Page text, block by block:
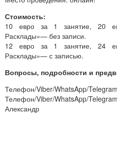
Стоимость:
10 евро за 1 занятие, 20
Расклады»— без записи.
12 евро за 1 занятие, 24
Расклады»— с записью.
Вопросы, подробности и
Телефон/Viber/WhatsApp/
Телефон/Viber/WhatsApp/
Александр